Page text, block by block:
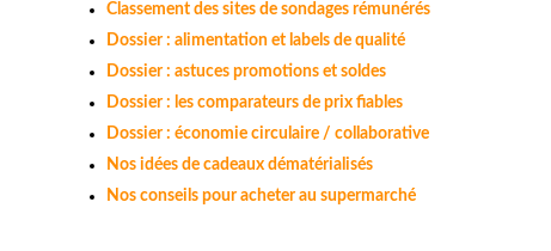
Classement des sites de sondages rémunérés
Dossier : alimentation et labels de qualité
Dossier : astuces promotions et soldes
Dossier : les comparateurs de prix fiables
Dossier : économie circulaire / collaborative
Nos idées de cadeaux dématérialisés
Nos conseils pour acheter au supermarché